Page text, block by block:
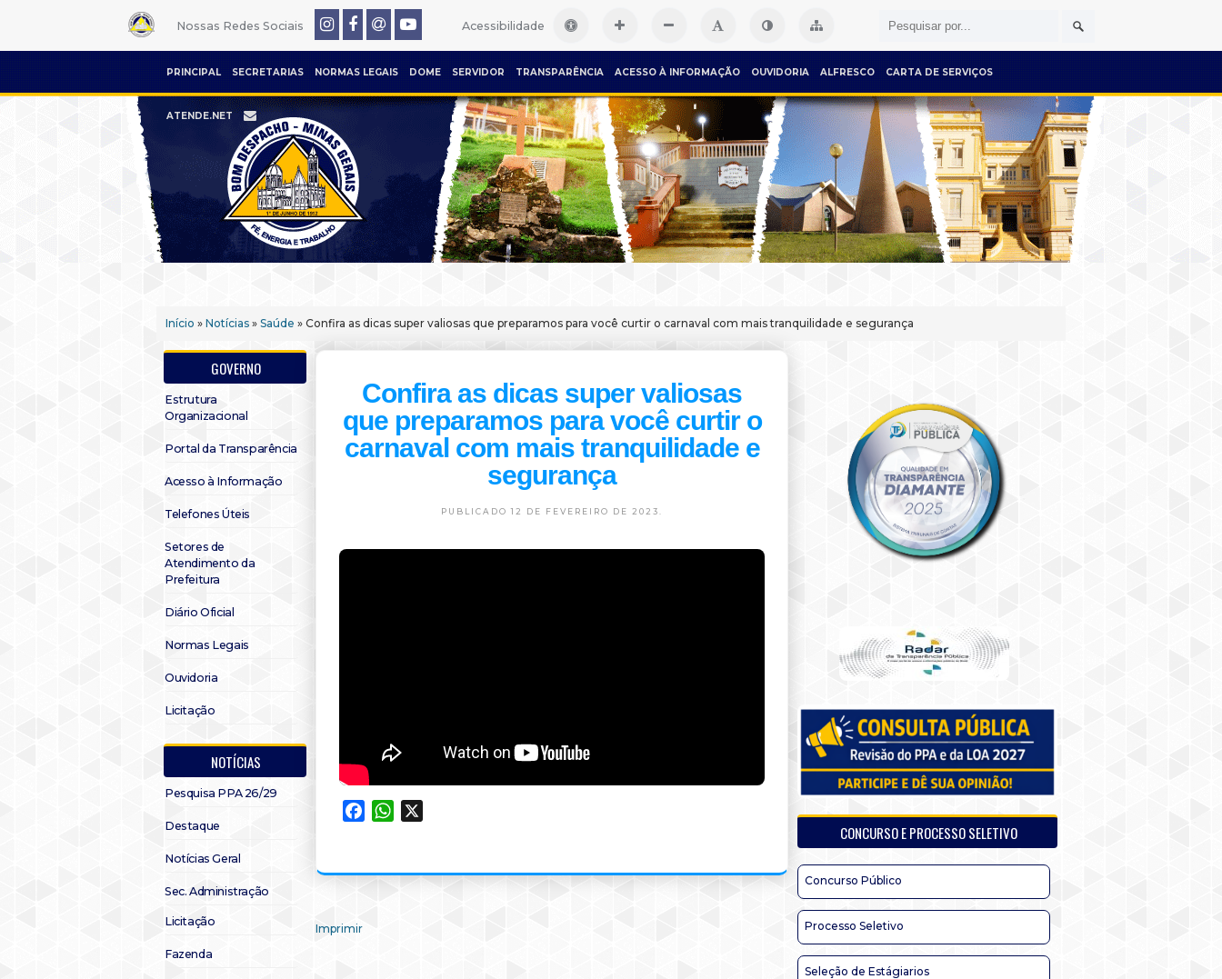
Nossas Redes Sociais Acessibilidade
PRINCIPAL SECRETARIAS NORMAS LEGAIS DOME SERVIDOR TRANSPARÊNCIA ACESSO À INFORMAÇÃO OUVIDORIA ALFRESCO CARTA DE SERVIÇOS
ATENDE.NET
Início » Notícias » Saúde » Confira as dicas super valiosas que preparamos para você curtir o carnaval com mais tranquilidade e segurança
GOVERNO
Estrutura
Organizacional
Portal da Transparência
Acesso à Informação
Telefones Úteis
Setores de
Atendimento da
Prefeitura
Diário Oficial
Normas Legais
Ouvidoria
Licitação
NOTÍCIAS
Pesquisa PPA 26/29
Destaque
Notícias Geral
Sec. Administração
Licitação
Fazenda
Confira as dicas super valiosas
que preparamos para você curtir o
carnaval com mais tranquilidade e
segurança
PUBLICADO 12 DE FEVEREIRO DE 2023.
FacebookWhatsApp
Imprimir
CONCURSO E PROCESSO SELETIVO
Concurso Público
Processo Seletivo
Seleção de Estágiarios